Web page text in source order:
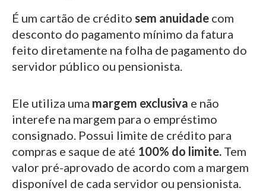
É um cartão de crédito sem anuidade com
desconto do pagamento mínimo da fatura
feito diretamente na folha de pagamento do
servidor público ou pensionista.
Ele utiliza uma margem exclusiva e não
interefe na margem para o empréstimo
consignado. Possui limite de crédito para
compras e saque de até 100% do limite. Tem
valor pré-aprovado de acordo com a margem
disponível de cada servidor ou pensionista.